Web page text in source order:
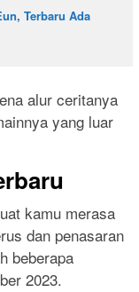
Terbaru Ada
alur ceritanya
yang luar
kamu merasa
dan penasaran
beberapa
2023.